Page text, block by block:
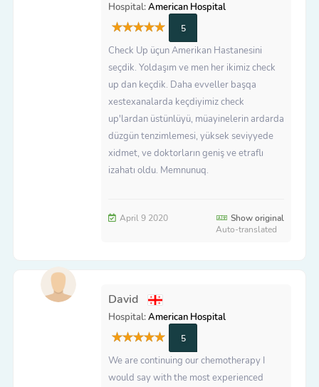
Hospital:American Hospital
5
Check Up üçun Amerikan Hastanesini
seçdik. Yoldaşım ve men her ikimiz check
up dan keçdik. Daha evveller başqa
xestexanalarda keçdiyimiz check
up'lardan üstünlüyü, müayinelerin ardarda
düzgün tenzimlemesi, yüksek seviyyede
xidmet, ve doktorların geniş ve etraflı
izahatı oldu. Memnunuq.
April 9 2020
Show original
Auto-translated
David
Hospital:American Hospital
5
We are continuing our chemotherapy I
would say with the most experienced